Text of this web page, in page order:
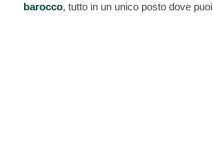
barocco, tutto in un unico posto dove puoi